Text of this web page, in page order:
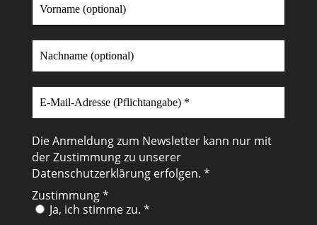
Die Anmeldung zum Newsletter kann nur mit
der Zustimmung zu unserer
Datenschutzerklärungerfolgen. *
Zustimmung*
Ja, ich stimme zu. *